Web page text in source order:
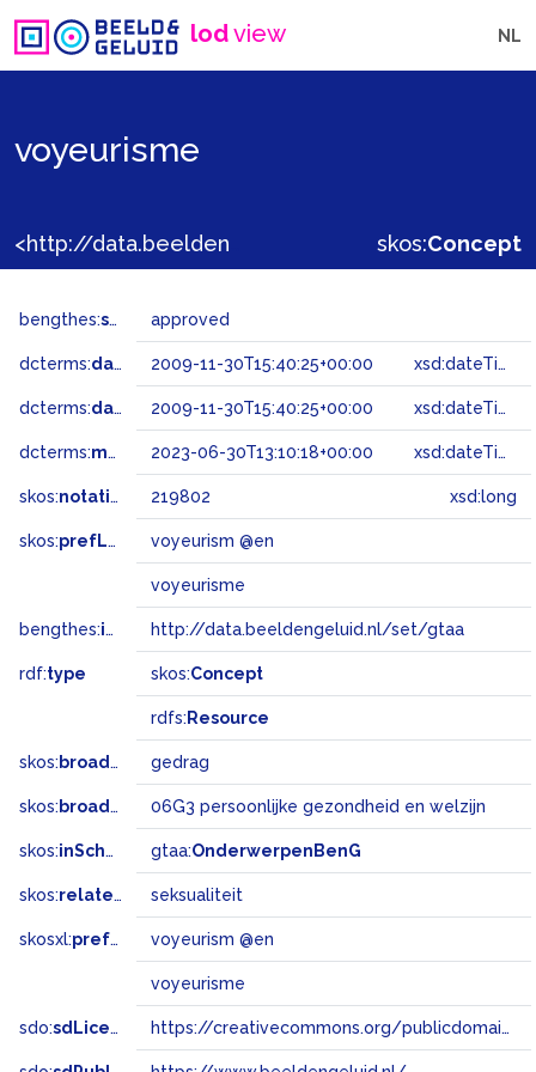
lodview NL
voyeurisme
skos:Concept
bengthes:status approved
dcterms:dateAccepted 2009-11-30T15:40:25+00:00 xsd:dateTime
dcterms:dateSubmitted 2009-11-30T15:40:25+00:00 xsd:dateTime
dcterms:modified 2023-06-30T13:10:18+00:00 xsd:dateTime
skos:notation 219802 xsd:long
skos:prefLabel voyeurism @en
voyeurisme
bengthes:inSet http://data.beeldengeluid.nl/set/gtaa
rdf:type skos:Concept
rdfs: Resource
skos: broader gedrag
skos: broadMatch 06G3 persoonlijke gezondheid en welzijn
skos:inScheme gtaa:OnderwerpenBenG
skos:related seksualiteit
skosxl:prefLabel voyeurism @en
voyeurisme
sdo:sdLicense https://creativecommons.org/publicdomain/zero/1.0/